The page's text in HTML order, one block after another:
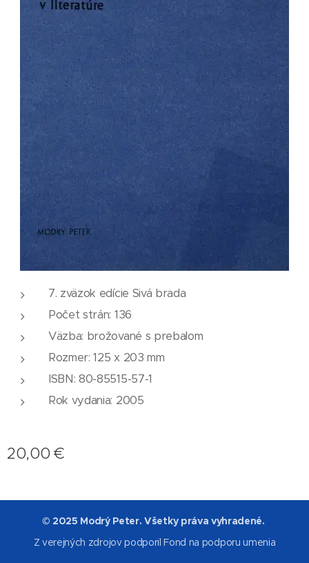
7. zväzok edície Sivá brada
Počet strán: 136
Väzba: brožované s prebalom
Rozmer: 125 x 203 mm
ISBN: 80-85515-57-1
Rok vydania: 2005
20,00 €
© 2025 Modrý Peter. Všetky práva vyhradené.
Z verejných zdrojov podporil Fond na podporu umenia